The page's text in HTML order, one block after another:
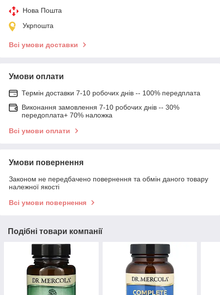
Нова Пошта
Укрпошта
Всі умови доставки
Умови оплати
Термін доставки 7-10 робочих днів -- 100% передплата
Виконання замовлення 7-10 робочих днів -- 30%
передоплата+ 70% наложка
Всі умови оплати
Умови повернення
Законом не передбачено повернення та обмін даного товару
належної якості
Всі умови повернення
Подібні товари компанії